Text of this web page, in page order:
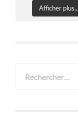
Afficher plus...